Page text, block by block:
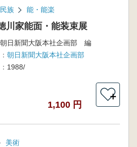
族 能・能楽
川家能面・能装束展
朝日新聞大阪本社企画部 編
朝日新聞大阪本社企画部
1988/
1,100 円
＋
美術